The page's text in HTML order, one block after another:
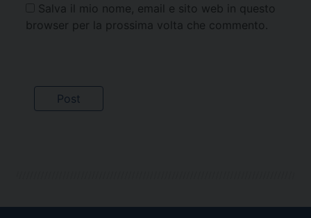
Salva il mio nome, email e sito web in questo
browser per la prossima volta che commento.